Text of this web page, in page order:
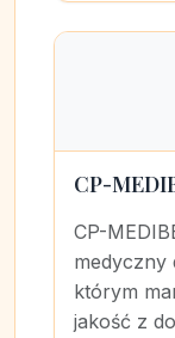
CP-
CP-
medyczny
którym
jakość z